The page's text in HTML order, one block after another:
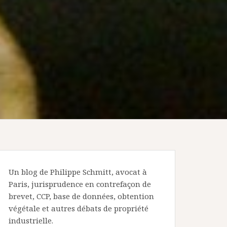
Un blog de Philippe Schmitt, avocat à
Paris, jurisprudence en contrefaçon de
brevet, CCP, base de données, obtention
végétale et autres débats de propriété
industrielle.